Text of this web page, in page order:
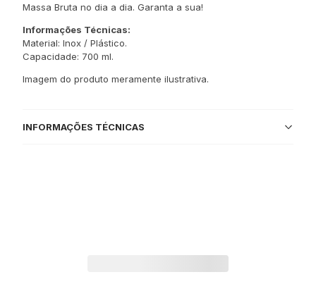
Massa Bruta no dia a dia. Garanta a sua!
Informações Técnicas:
Material: Inox / Plástico.
Capacidade: 700 ml.
Imagem do produto meramente ilustrativa.
INFORMAÇÕES TÉCNICAS